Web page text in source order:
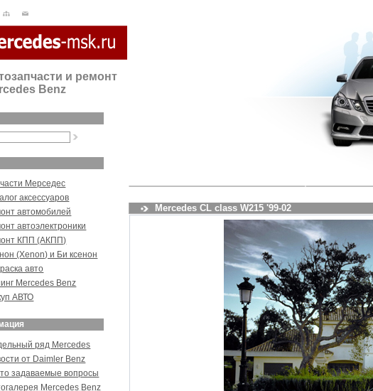
и ремонт
Benz
Мерседес
аксессуаров
автомобилей
автоэлектроники
КПП (АКПП)
(Xenon) и Би ксенон
авто
Mercedes Benz
АВТО
ряд Mercedes
от Daimler Benz
задаваемые вопросы
Mercedes Benz
Mercedes CL class W215 '99-02